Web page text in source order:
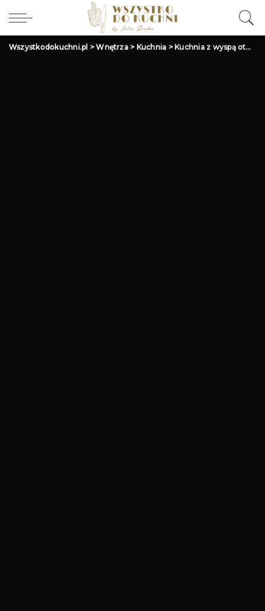
Wszystkodokuchni.pl >Wnętrza> Kuchnia > Kuchnia z wyspą otwarta na salon: Aranżacja i pomysły kuchenne